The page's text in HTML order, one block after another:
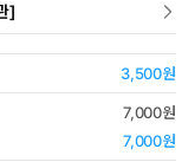
]
3,500원
7,000원
7,000원